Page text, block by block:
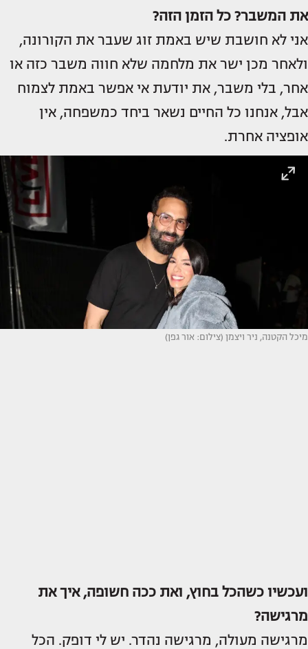
את המשבר? כל הזמן הזה?
אני לא חושבת שיש באמת זוג שעבר את הקורונה,
ולאחר מכן ישר את מלחמה שלא חווה משבר כזה או
אחר, בלי משבר, את יודעת אי אפשר באמת לצמוח
אבל, אנחנו כל החיים נשאר ביחד כמשפחה, אין
אופציה אחרת.
מיכל הקטנה, ניר ויצמן (צילום: אור גפן)
ועכשיו כשהכל בחוץ, ואת ככה חשופה, איך את
מרגישה?
מרגישה מעולה, מרגישה נהדר. יש לי דופק. הכל